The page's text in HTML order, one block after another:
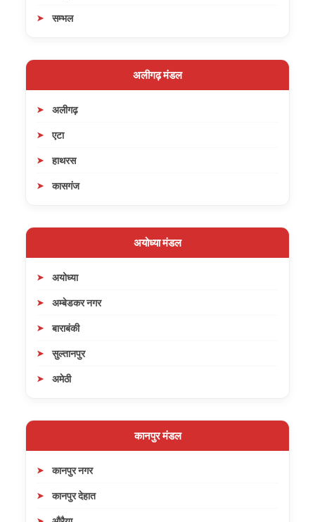
सम्भल
अलीगढ़ मंडल
अलीगढ़
एटा
हाथरस
कासगंज
अयोध्या मंडल
अयोध्या
अम्बेडकर नगर
बाराबंकी
सुल्तानपुर
अमेठी
कानपुर मंडल
कानपुर नगर
कानपुर देहात